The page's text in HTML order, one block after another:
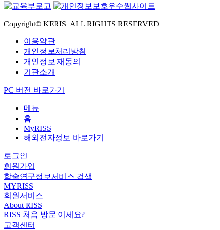
Copyright© KERIS. ALL RIGHTS RESERVED
이용약관
개인정보처리방침
개인정보 재동의
기관소개
PC 버전 바로가기
메뉴
홈
MyRISS
해외전자정보 바로가기
로그인
회원가입
학술연구정보서비스 검색
MYRISS
회원서비스
About RISS
RISS 처음 방문 이세요?
고객센터